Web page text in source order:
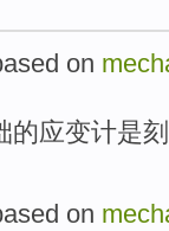
on
的应变计是
on